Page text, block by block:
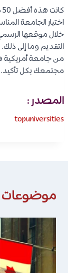
اختيار الجامعة
خلال موقعها
التقديم وما إلى
من جامعة
مجتمعك بكل تأكيد.
المصدر :
topuniversities
موضوعات